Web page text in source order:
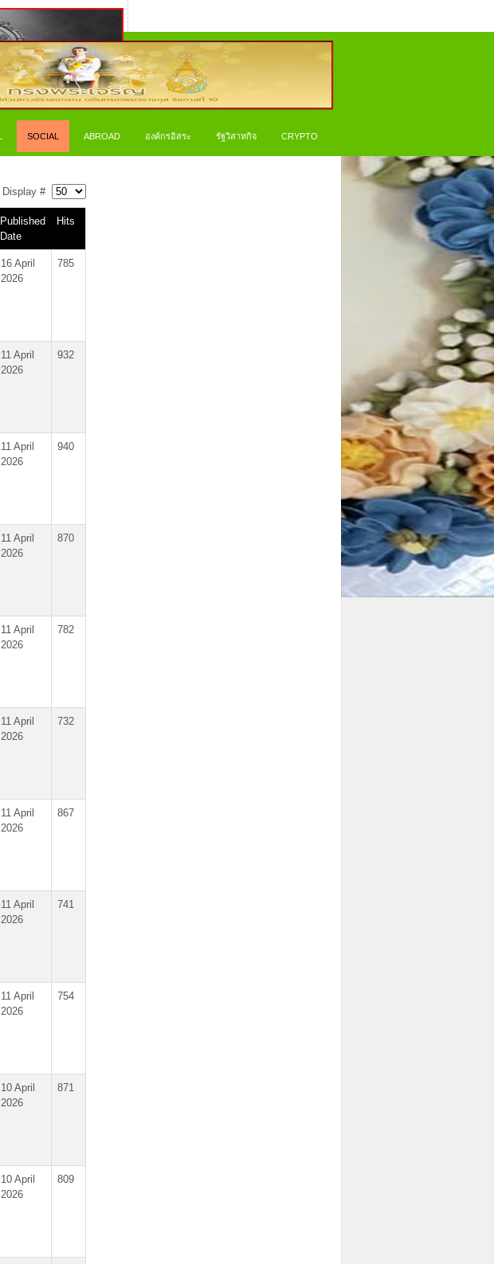
SOCIAL ABROAD องค์กรอิสระ รัฐวิสาหกิจ CRYPTO
Display #
Published
Date
Hits
16 April
2026
785
11 April
2026
932
11 April
2026
940
11 April
2026
870
11 April
2026
782
11 April
2026
732
11 April
2026
867
11 April
2026
741
11 April
2026
754
10 April
2026
871
10 April
2026
809